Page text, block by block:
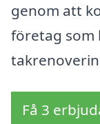
genom att
företag som
Få 3